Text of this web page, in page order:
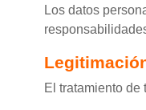
Los datos
El tratamiento